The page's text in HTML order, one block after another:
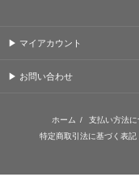
▶ マイアカウント
▶ お問い合わせ
ホーム / 支払い方法に
特定商取引法に基づく表記